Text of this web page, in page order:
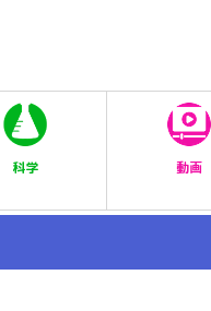
科学 動画